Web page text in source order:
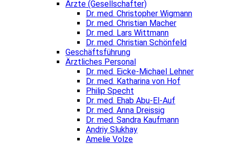
Ärzte (Gesellschafter)
Dr. med. Christopher Wigmann
Dr. med. Christian Macher
Dr. med. Lars Wittmann
Dr. med. Christian Schönfeld
Geschäftsführung
Ärztliches Personal
Dr. med. Eicke-Michael Lehner
Dr. med. Katharina von Hof
Philip Specht
Dr. med. Ehab Abu-El-Auf
Dr. med. Anna Dreissig
Dr. med. Sandra Kaufmann
Andriy Slukhay
Amelie Volze